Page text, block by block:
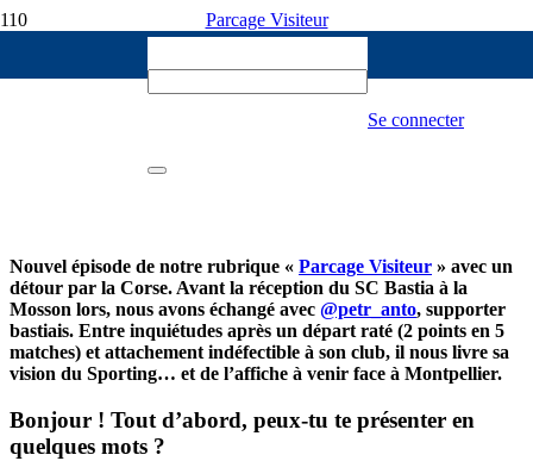
Se connecter
Parcage Visiteur
Parcage Visiteur [MHSC-SCB] : « Avant
la saison j’aurais dit top 6, aujourd’hui le
maintien serait déjà très bien »
Nouvel épisode de notre rubrique « Parcage Visiteur » avec un
détour par la Corse. Avant la réception du SC Bastia à la
Mosson lors, nous avons échangé avec @petr_anto, supporter
bastiais. Entre inquiétudes après un départ raté (2 points en 5
matches) et attachement indéfectible à son club, il nous livre sa
vision du Sporting… et de l’affiche à venir face à Montpellier.
Bonjour ! Tout d’abord, peux-tu te présenter en
quelques mots ?